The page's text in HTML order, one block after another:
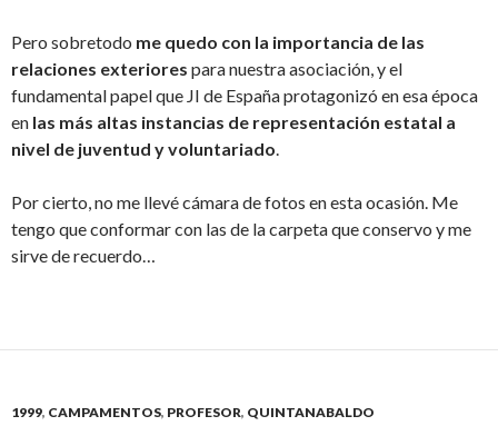
Pero sobretodo me quedo con la importancia de las
relaciones exteriores para nuestra asociación, y el
fundamental papel que JI de España protagonizó en esa época
en las más altas instancias de representación estatal a
nivel de juventud y voluntariado.
Por cierto, no me llevé cámara de fotos en esta ocasión. Me
tengo que conformar con las de la carpeta que conservo y me
sirve de recuerdo…
1999, CAMPAMENTOS, PROFESOR, QUINTANABALDO